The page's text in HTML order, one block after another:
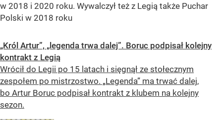
w 2018 i 2020 roku. Wywalczył też z Legią także Puchar
Polski w 2018 roku
„Król Artur”, „legenda trwa dalej”. Boruc podpisał kolejny
kontrakt z Legią
Wrócił do Legii po 15 latach i sięgnął ze stołecznym
zespołem po mistrzostwo. „Legenda” ma trwać dalej,
bo Artur Boruc podpisał kontrakt z klubem na kolejny
sezon.